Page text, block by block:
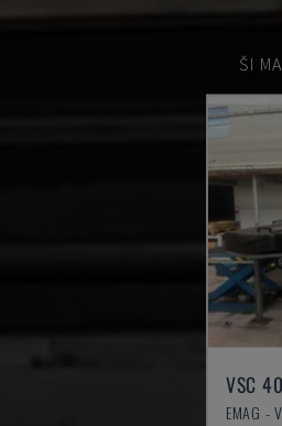
ŠI
VSC
EMAG -